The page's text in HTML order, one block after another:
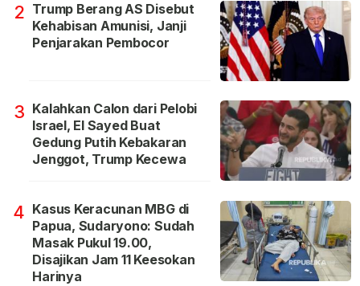
2 Trump Berang AS Disebut
Kehabisan Amunisi, Janji
Penjarakan Pembocor
3 Kalahkan Calon dari Pelobi
Israel, El Sayed Buat
Gedung Putih Kebakaran
Jenggot, Trump Kecewa
4 Kasus Keracunan MBG di
Papua, Sudaryono: Sudah
Masak Pukul 19.00,
Disajikan Jam 11 Keesokan
Harinya